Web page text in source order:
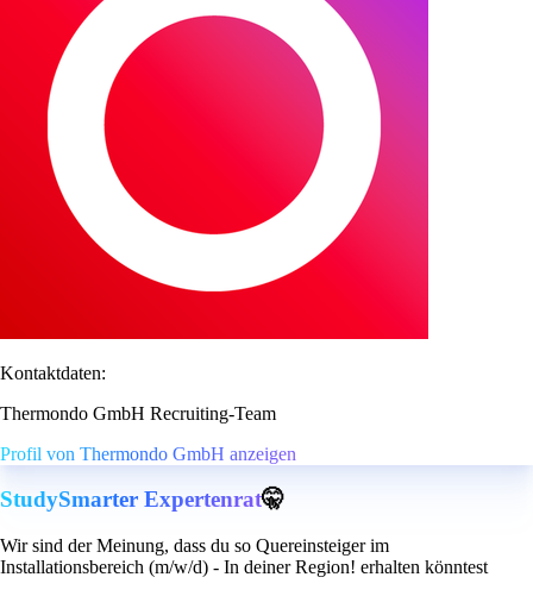
Kontaktdaten:
Thermondo GmbH Recruiting-Team
Profil von Thermondo GmbH anzeigen
StudySmarter Expertenrat🤫
Wir sind der Meinung, dass du so Quereinsteiger im
Installationsbereich (m/w/d) - In deiner Region! erhalten könntest